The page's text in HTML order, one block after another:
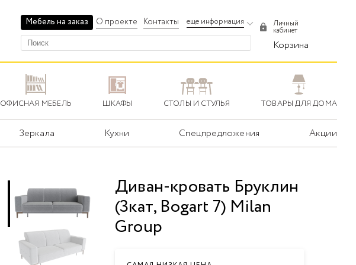
Мебель на заказ О проекте Контакты еще информация Личный
кабинет
Корзина
ОФИСНАЯ МЕБЕЛЬ ШКАФЫ СТОЛЫ И СТУЛЬЯ ТОВАРЫ ДЛЯ ДОМА
Зеркала Кухни Спецпредложения Акции
Диван-кровать Бруклин
(3кат, Bogart 7) Milan
Group